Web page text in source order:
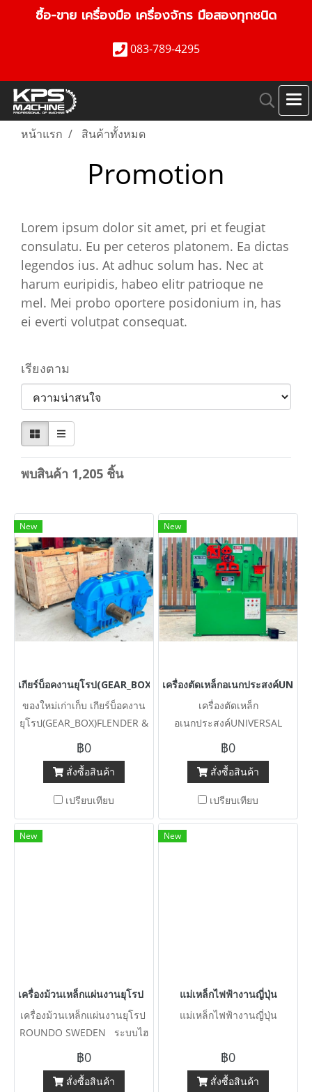
ซื้อ-ขาย เครื่องมือ เครื่องจักร มือสองทุกชนิด
083-789-4295
หน้าแรก สินค้าทั้งหมด
Promotion
Lorem ipsum dolor sit amet, pri et feugiat
consulatu. Eu per ceteros platonem. Ea dictas
legendos ius. At adhuc solum has. Nec at
harum euripidis, habeo elitr patrioque ne
mel. Mei probo oportere posidonium in, has
ei everti volutpat consequat.
เรียงตาม
พบสินค้า 1,205 ชิ้น
New
เกียร์บ็อคงานยุโรป(GEAR_BOX)FLENDER & HANSEN Made in
ของใหม่เก่าเก็บ เกียร์บ็อคงาน
ยุโรป(GEAR_BOX)FLENDER &
HANSEN Made in GERMANY
ของใหม่เก็บสแปยังไม่ได้ใช้งาน
เข้ามา 2 ตัว
฿0
สั่งซื้อสินค้า
เปรียบเทียบ
New
เครื่องตัดเหล็กอเนกประสงค์
เครื่องตัดเหล็ก
อเนกประสงค์UNIVERSAL
SUNRISE IRON WORKER
TAIWAN Capacity : 55 ton
380V
฿0
สั่งซื้อสินค้า
เปรียบเทียบ
New
เครื่องม้วนเหล็กแผ่นงานยุโรป ROUNDO SWEDEN ระบบไฮดรอ
เครื่องม้วนเหล็กแผ่นงานยุโรป
ROUNDO SWEDEN ระบบไฮ
ดรอลิคขนาดยาว 10 ฟุต 3050
x 6 mm ม้วนหนา 6 ~ 12 mm
380V
฿0
สั่งซื้อสินค้า
New
แม่เหล็กไฟฟ้างานญี่ปุ่น
แม่เหล็กไฟฟ้างานญี่ปุ่น
฿0
สั่งซื้อสินค้า